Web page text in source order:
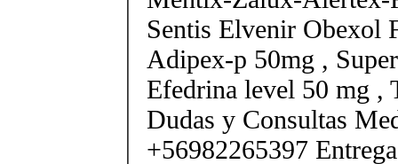
Sentis Elvenir Obexol
Adipex-p 50mg ,
Efedrina level 50 mg ,
Dudas y Consultas
+56982265397